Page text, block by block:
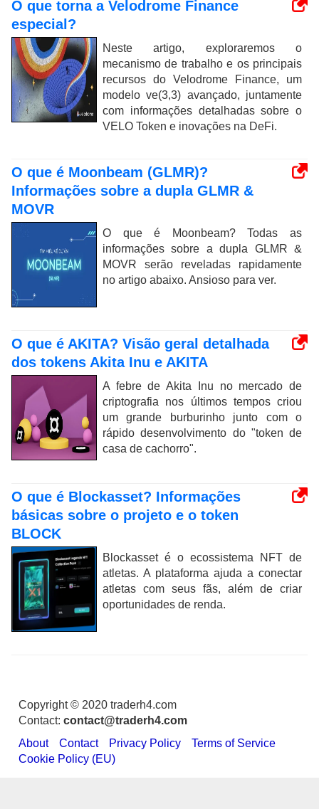
O que torna a Velodrome Finance
especial?
Neste artigo, exploraremos o
mecanismo de trabalho e os principais
recursos do Velodrome Finance, um
modelo ve(3,3) avançado, juntamente
com informações detalhadas sobre o
VELO Token e inovações na DeFi.
O que é Moonbeam (GLMR)?
Informações sobre a dupla GLMR &
MOVR
O que é Moonbeam? Todas as
informações sobre a dupla GLMR &
MOVR serão reveladas rapidamente
no artigo abaixo. Ansioso para ver.
O que é AKITA? Visão geral detalhada
dos tokens Akita Inu e AKITA
A febre de Akita Inu no mercado de
criptografia nos últimos tempos criou
um grande burburinho junto com o
rápido desenvolvimento do "token de
casa de cachorro".
O que é Blockasset? Informações
básicas sobre o projeto e o token
BLOCK
Blockasset é o ecossistema NFT de
atletas. A plataforma ajuda a conectar
atletas com seus fãs, além de criar
oportunidades de renda.
Copyright © 2020 traderh4.com
Contact: contact@traderh4.com
About
Contact Privacy Policy
Terms of Service
Cookie Policy (EU)